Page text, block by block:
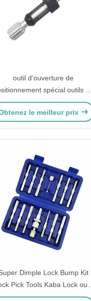
outil d'ouverture de
spécial outils de
lame de verrouillage
de cueillette pour ABUS
le meilleur prix
Dimple Lock Bump Kit
Pick Tools Kaba Lock outil
d'ouverture rapide Kit de 14